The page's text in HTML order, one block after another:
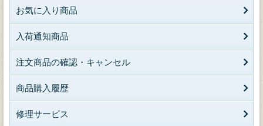
お気に入り商品
入荷通知商品
注文商品の確認・キャンセル
商品購入履歴
修理サービス